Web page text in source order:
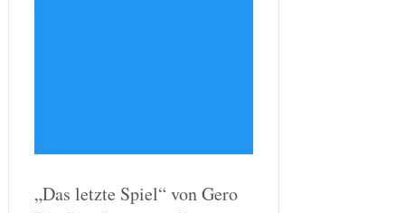
„Das letzte Spiel“ von Gero